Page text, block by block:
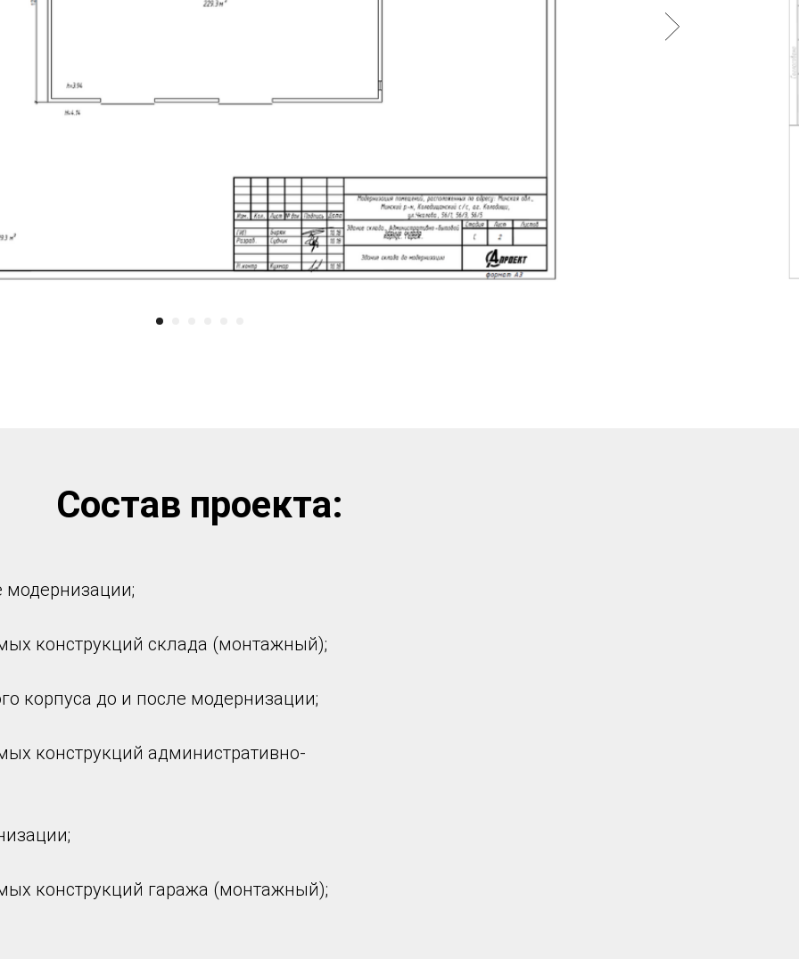
Состав проекта:
модернизации;
конструкций склада (монтажный);
корпуса до и после модернизации;
конструкций административно-
конструкций гаража (монтажный);